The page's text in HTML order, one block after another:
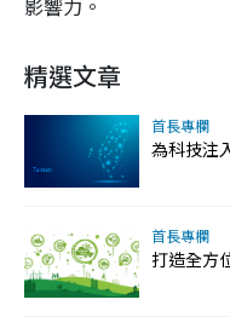
影響力。
精選文章
首長專欄
首長專欄
打造全方